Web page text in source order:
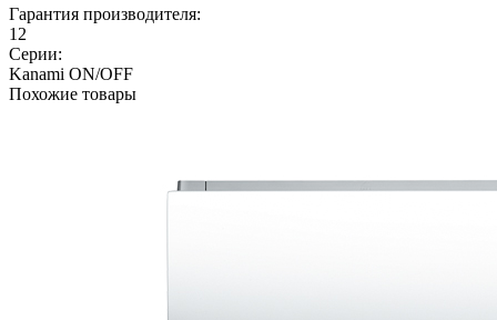
Гарантия производителя:
12
Серии:
Kanami ON/OFF
Похожие товары